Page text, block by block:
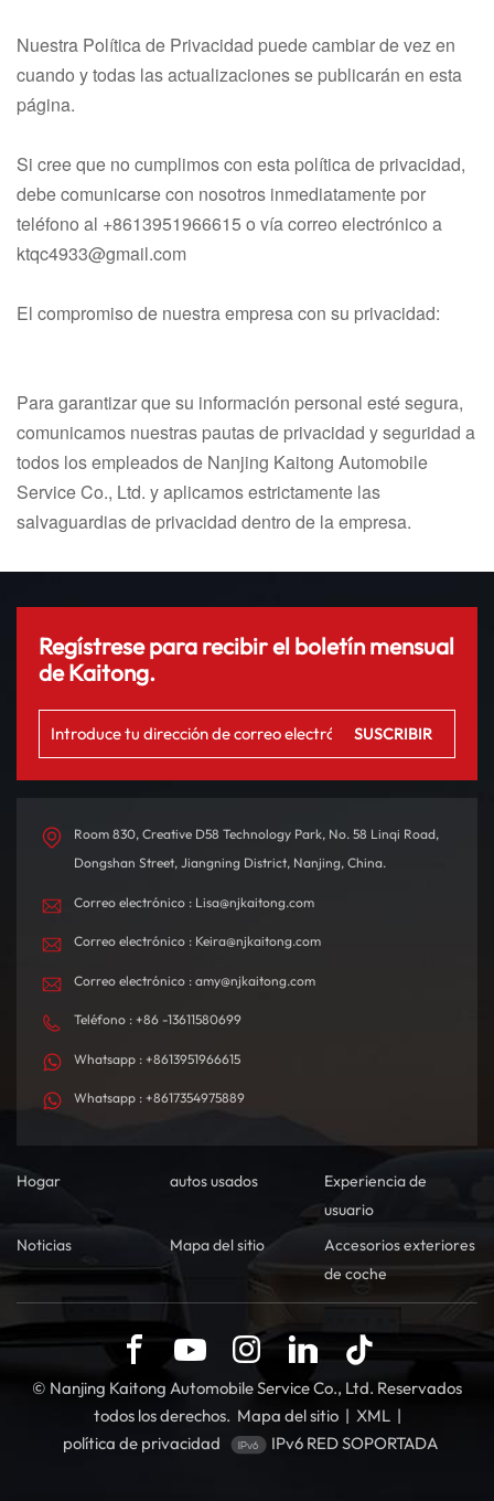
Nuestra Política de Privacidad puede cambiar de vez en
cuando y todas las actualizaciones se publicarán en esta
página.
Si cree que no cumplimos con esta política de privacidad,
debe comunicarse con nosotros inmediatamente por
teléfono al +8613951966615 o vía correo electrónico a
ktqc4933@gmail.com
El compromiso de nuestra empresa con su privacidad:
Para garantizar que su información personal esté segura,
comunicamos nuestras pautas de privacidad y seguridad a
todos los empleados de Nanjing Kaitong Automobile
Service Co., Ltd. y aplicamos estrictamente las
salvaguardias de privacidad dentro de la empresa.
Regístrese para recibir el boletín mensual
de Kaitong.
Room 830, Creative D58 Technology Park, No. 58 Linqi Road,
Dongshan Street, Jiangning District, Nanjing, China.
Correo electrónico : Lisa@njkaitong.com
Correo electrónico : Keira@njkaitong.com
Correo electrónico : amy@njkaitong.com
Teléfono : +86 -13611580699
Whatsapp : +8613951966615
Whatsapp : +8617354975889
Hogar autos usados
Experiencia de
usuario
Noticias
Mapa del sitio
Accesorios exteriores
de coche
© Nanjing Kaitong Automobile Service Co., Ltd. Reservados
todos los derechos. Mapa del sitio | XML |
política de privacidad
IPv6 RED SOPORTADA